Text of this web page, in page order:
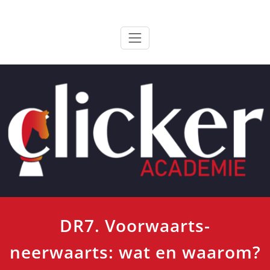
ClickerAcademie
DR7. Voorwaarts-
neerwaarts: wat en waarom?